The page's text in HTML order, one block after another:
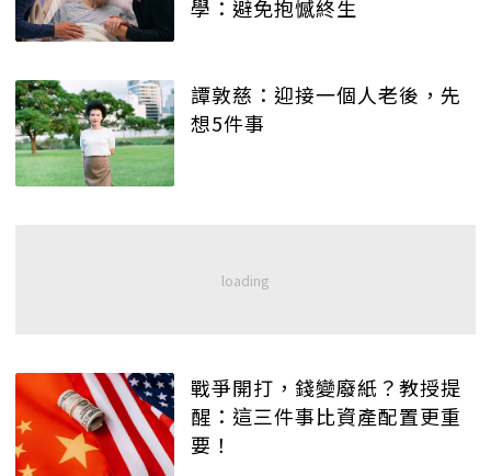
學：避免抱憾終生
譚敦慈：迎接一個人老後，先
想5件事
戰爭開打，錢變廢紙？教授提
醒：這三件事比資產配置更重
要！